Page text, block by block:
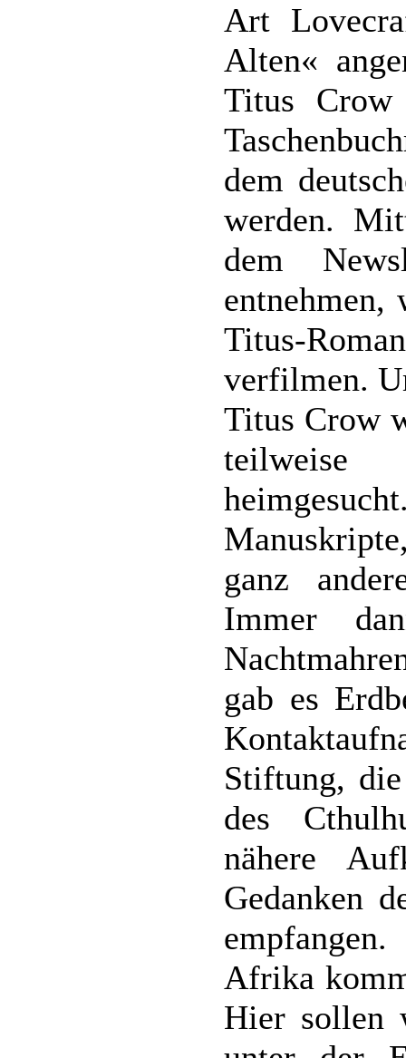
Art
Alten«
Titus
dem
werden.
dem
entnehmen,
Titus-
verfilmen.
Titus Crow
teilweise
ganz
Immer
gab es
Stiftung,
des
nähere
Gedanken
Afrika
Hier sollen